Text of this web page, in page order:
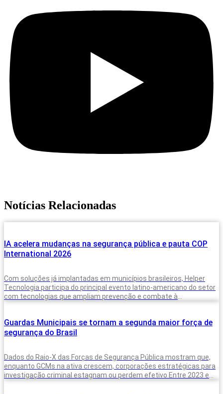
Notícias Relacionadas
IA acelera mudanças na segurança pública e pauta COP
International 2026
Com soluções já implantadas em municípios brasileiros, Helper
Tecnologia participa do principal evento latino-americano do setor
com tecnologias que ampliam prevenção e combate à
Guardas Municipais se tornam a segunda maior força de
segurança do Brasil
Dados do Raio-X das Forças de Segurança Pública mostram que,
enquanto GCMs na ativa crescem, corporações estratégicas para
investigação criminal estagnam ou perdem efetivo Entre 2023 e